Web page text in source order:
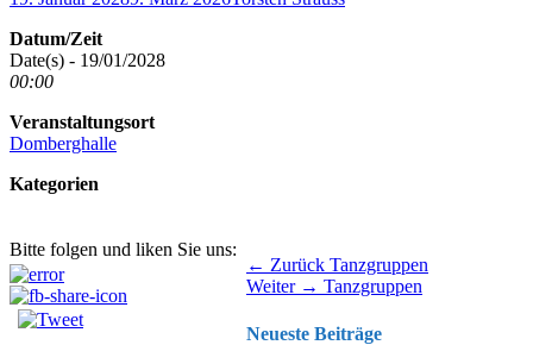
Datum/Zeit
Date(s) - 19/01/2028
00:00
Veranstaltungsort
Domberghalle
Kategorien
Bitte folgen und liken Sie uns:
Beitragsnavigation ← Zurück Vorhergehender
Beitrag:
Tanzgruppen
Weiter → Nächster
Tanzgruppen
Neueste Beiträge